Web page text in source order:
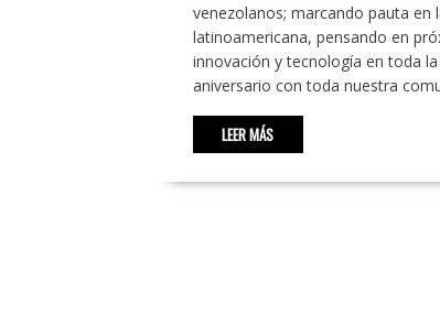
venezolanos; marcando pauta
latinoamericana, pensando en
innovación y tecnología en toda
aniversario con toda nuestra
LEER MÁS